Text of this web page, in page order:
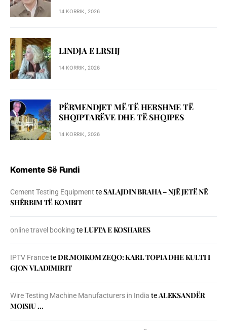
14 KORRIK, 2026
LINDJA E LRSHJ
14 KORRIK, 2026
PËRMENDJET MË TË HERSHME TË
SHQIPTARËVE DHE TË SHQIPES
14 KORRIK, 2026
Komente Së Fundi
Cement Testing Equipment teSALAJDIN BRAHA – NJЁ JETЁ NЁ
SHЁRBIM TЁ KOMBIT
online travel booking teLUFTA E KOSHARES
IPTV FranceteDR.MOIKOM ZEQO: KARL TOPIA DHE KULTI I
GJON VLADIMIRIT
Wire Testing Machine Manufacturers in India teALEKSANDËR
MOISIU …